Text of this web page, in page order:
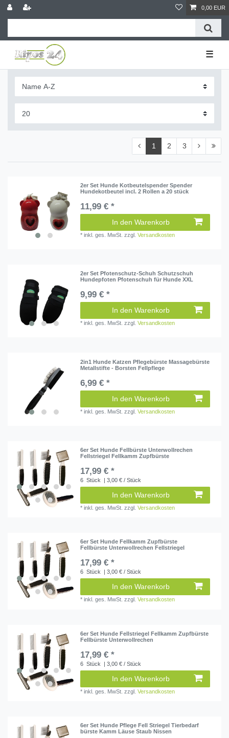
0,00 EUR
☰
1 2 3
2er Set Hunde Kotbeutelspender Spender
Hundekotbeutel incl. 2 Rollen a 20 stück
11,99 € *
In den Warenkorb
*inkl. ges. MwSt. zzgl.Versandkosten
2er Set Pfotenschutz-Schuh Schutzschuh
Hundepfoten Pfotenschuh für Hunde XXL
9,99 € *
In den Warenkorb
*inkl. ges. MwSt. zzgl.Versandkosten
2in1 Hunde Katzen Pflegebürste Massagebürste
Metallstifte - Borsten Fellpflege
6,99 € *
In den Warenkorb
*inkl. ges. MwSt. zzgl.Versandkosten
6er Set Hunde Fellbürste Unterwollrechen
Fellstriegel Fellkamm Zupfbürste
17,99 € *
6 Stück | 3,00 € / Stück
In den Warenkorb
*inkl. ges. MwSt. zzgl.Versandkosten
6er Set Hunde Fellkamm Zupfbürste
Fellbürste Unterwollrechen Fellstriegel
17,99 € *
6 Stück | 3,00 € / Stück
In den Warenkorb
*inkl. ges. MwSt. zzgl.Versandkosten
6er Set Hunde Fellstriegel Fellkamm Zupfbürste
Fellbürste Unterwollrechen
17,99 € *
6 Stück | 3,00 € / Stück
In den Warenkorb
*inkl. ges. MwSt. zzgl.Versandkosten
6er Set Hunde Pflege Fell Striegel Tierbedarf
bürste Kamm Läuse Staub Nissen